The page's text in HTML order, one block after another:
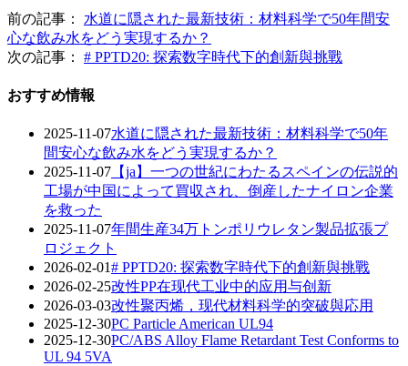
前の記事： 水道に隠された最新技術：材料科学で50年間安
心な飲み水をどう実現するか？
次の記事： # PPTD20: 探索数字時代下的創新與挑戰
おすすめ情報
2025-11-07水道に隠された最新技術：材料科学で50年
間安心な飲み水をどう実現するか？
2025-11-07 【ja】一つの世紀にわたるスペインの伝説的
工場が中国によって買収され、倒産したナイロン企業
を救った
2025-11-07年間生産34万トンポリウレタン製品拡張プ
ロジェクト
2026-02-01# PPTD20: 探索数字時代下的創新與挑戰
2026-02-25改性PP在现代工业中的应用与创新
2026-03-03改性聚丙烯，现代材料科学的突破與応用
2025-12-30PC Particle American UL94
2025-12-30PC/ABS Alloy Flame Retardant Test Conforms to
UL 94 5VA